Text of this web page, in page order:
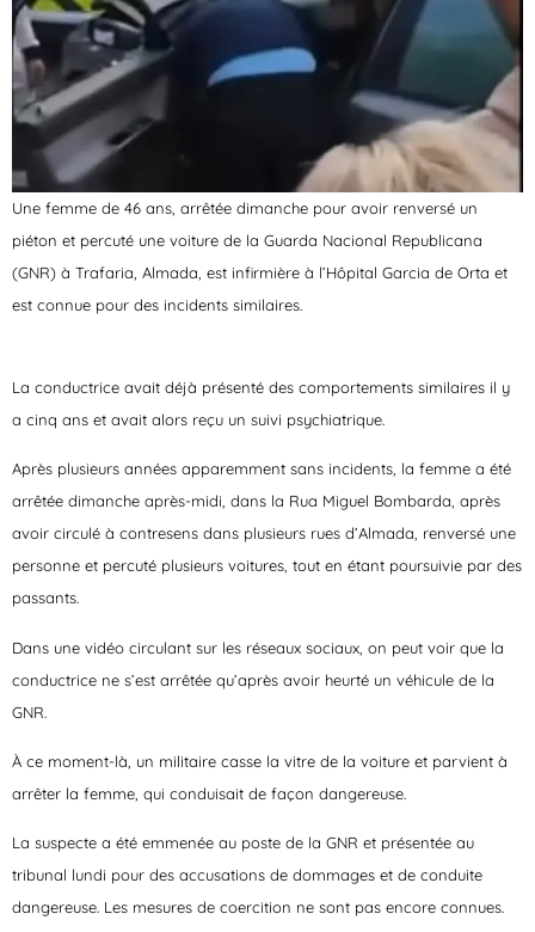
Une femme de 46 ans, arrêtée dimanche pour avoir renversé un
piéton et percuté une voiture de la Guarda Nacional Republicana
(GNR) à Trafaria, Almada, est infirmière à l’Hôpital Garcia de Orta et
est connue pour des incidents similaires.
La conductrice avait déjà présenté des comportements similaires il y
a cinq ans et avait alors reçu un suivi psychiatrique.
Après plusieurs années apparemment sans incidents, la femme a été
arrêtée dimanche après-midi, dans la Rua Miguel Bombarda, après
avoir circulé à contresens dans plusieurs rues d’Almada, renversé une
personne et percuté plusieurs voitures, tout en étant poursuivie par des
passants.
Dans une vidéo circulant sur les réseaux sociaux, on peut voir que la
conductrice ne s’est arrêtée qu’après avoir heurté un véhicule de la
GNR.
À ce moment-là, un militaire casse la vitre de la voiture et parvient à
arrêter la femme, qui conduisait de façon dangereuse.
La suspecte a été emmenée au poste de la GNR et présentée au
tribunal lundi pour des accusations de dommages et de conduite
dangereuse. Les mesures de coercition ne sont pas encore connues.